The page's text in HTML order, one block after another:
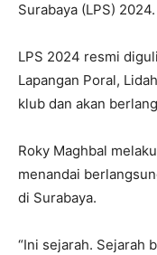
Surabaya (LPS) 2024.
LPS 2024 resmi
Lapangan Poral,
klub dan akan
Roky Maghbal
menandai
di Surabaya.
“Ini sejarah. Sejarah